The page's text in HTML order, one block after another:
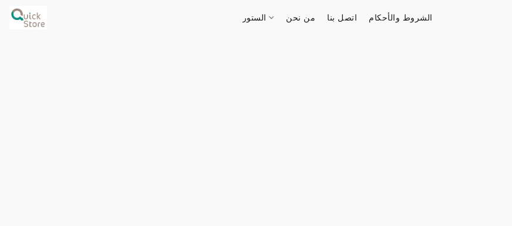
الستور من نحن اتصل بنا الشروط والأحكام